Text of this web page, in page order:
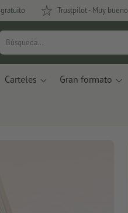
Trustpilot - Muy bueno
Carteles Gran formato